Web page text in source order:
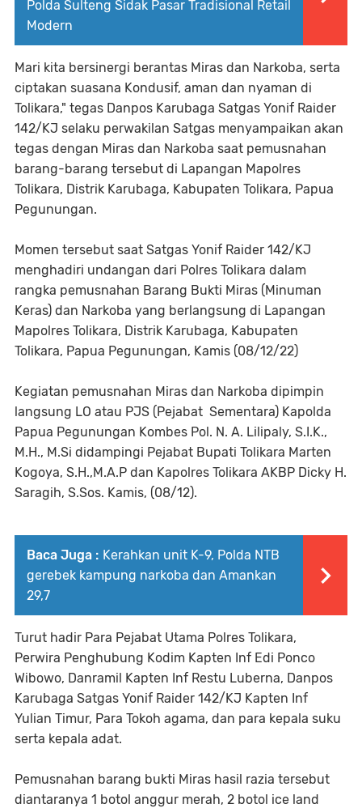
Polda Sulteng Sidak Pasar Tradisional Retail
Modern
Mari kita bersinergi berantas Miras dan Narkoba, serta
ciptakan suasana Kondusif, aman dan nyaman di
Tolikara," tegas Danpos Karubaga Satgas Yonif Raider
142/KJ selaku perwakilan Satgas menyampaikan akan
tegas dengan Miras dan Narkoba saat pemusnahan
barang-barang tersebut di Lapangan Mapolres
Tolikara, Distrik Karubaga, Kabupaten Tolikara, Papua
Pegunungan.
Momen tersebut saat Satgas Yonif Raider 142/KJ
menghadiri undangan dari Polres Tolikara dalam
rangka pemusnahan Barang Bukti Miras (Minuman
Keras) dan Narkoba yang berlangsung di Lapangan
Mapolres Tolikara, Distrik Karubaga, Kabupaten
Tolikara, Papua Pegunungan, Kamis (08/12/22)
Kegiatan pemusnahan Miras dan Narkoba dipimpin
langsung LO atau PJS (Pejabat Sementara) Kapolda
Papua Pegunungan Kombes Pol. N. A. Lilipaly, S.I.K.,
M.H., M.Si didampingi Pejabat Bupati Tolikara Marten
Kogoya, S.H.,M.A.P dan Kapolres Tolikara AKBP Dicky H.
Saragih, S.Sos. Kamis, (08/12).
Baca Juga : Kerahkan unit K-9, Polda NTB
gerebek kampung narkoba dan Amankan
29,7
Turut hadir Para Pejabat Utama Polres Tolikara,
Perwira Penghubung Kodim Kapten Inf Edi Ponco
Wibowo, Danramil Kapten Inf Restu Luberna, Danpos
Karubaga Satgas Yonif Raider 142/KJ Kapten Inf
Yulian Timur, Para Tokoh agama, dan para kepala suku
serta kepala adat.
Pemusnahan barang bukti Miras hasil razia tersebut
diantaranya 1 botol anggur merah, 2 botol ice land